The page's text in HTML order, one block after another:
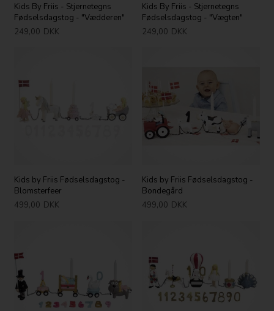
Kids By Friis - Stjernetegns
Fødselsdagstog - "Vædderen"
249,00 DKK
Kids By Friis - Stjernetegns
Fødselsdagstog - "Vægten"
249,00 DKK
Kids by Friis Fødselsdagstog -
Blomsterfeer
499,00 DKK
Kids by Friis Fødselsdagstog -
Bondegård
499,00 DKK